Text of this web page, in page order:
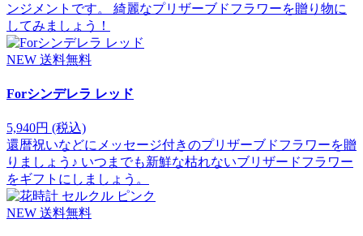
ンジメントです。 綺麗なプリザーブドフラワーを贈り物に
してみましょう！
NEW 送料無料
Forシンデレラ レッド
5,940円 (税込)
還暦祝いなどにメッセージ付きのプリザーブドフラワーを贈
りましょう♪ いつまでも新鮮な枯れないブリザードフラワー
をギフトにしましょう。
NEW 送料無料